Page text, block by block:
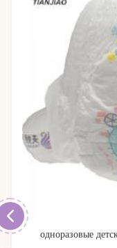
& odm оптом